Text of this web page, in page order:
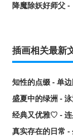
降魔除妖好师父
插画相关最新
知性的点缀 - 单
盛夏中的绿洲 -
经典又优雅♡ - 连
真实存在的日常 -